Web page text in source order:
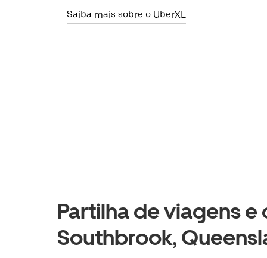
Saiba mais sobre o UberXL
Partilha de viagens
Southbrook,